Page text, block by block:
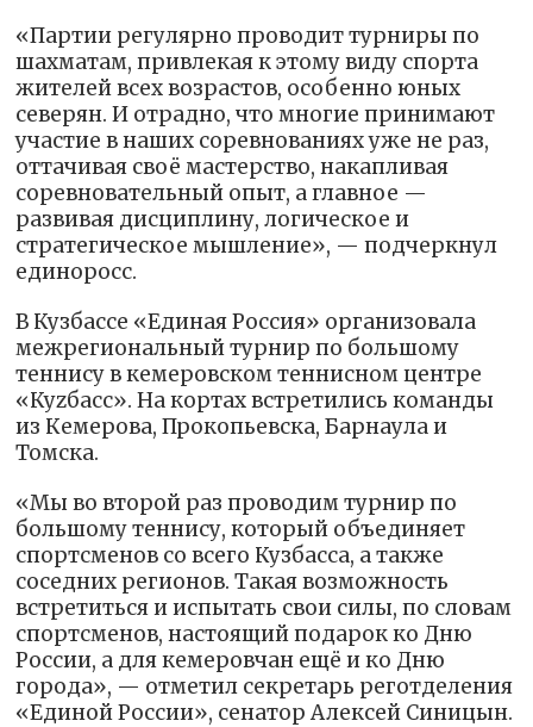
«Партии регулярно проводит турниры по
шахматам, привлекая к этому виду спорта
жителей всех возрастов, особенно юных
северян. И отрадно, что многие принимают
участие в наших соревнованиях уже не раз,
оттачивая своё мастерство, накапливая
соревновательный опыт, а главное —
развивая дисциплину, логическое и
стратегическое мышление», — подчеркнул
единоросс.
В Кузбассе «Единая Россия» организовала
межрегиональный турнир по большому
теннису в кемеровском теннисном центре
«Куzбасс». На кортах встретились команды
из Кемерова, Прокопьевска, Барнаула и
Томска.
«Мы во второй раз проводим турнир по
большому теннису, который объединяет
спортсменов со всего Кузбасса, а также
соседних регионов. Такая возможность
встретиться и испытать свои силы, по словам
спортсменов, настоящий подарок ко Дню
России, а для кемеровчан ещё и ко Дню
города», — отметил секретарь реготделения
«Единой России», сенатор Алексей Синицын.